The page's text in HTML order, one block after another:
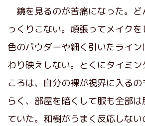
鏡を見るのが苦痛になった。ど
っくりこない。頑張ってメイク
色のパウダーや細く引いたライ
わり映えしない。とくにタイミ
ころは、自分の裸が視界に入る
らく、部屋を暗くして服も全部
ていた。和樹がうまく反応しな